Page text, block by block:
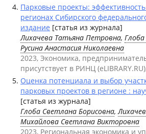
Парковые проекты:
регионах Сибирского
издание [статья из журнала]
Лихачева Татьяна Петровна,
Русина Анастасия Николаевна
2023, Экономика,
присутствует в РИНЦ
Оценка потенциала и выбор
парковых проектов в регионе :
[статья из журнала]
Глоба Светлана Борисовна,
Михайлова Светлана Викторовна
2023, Региональная экономика и